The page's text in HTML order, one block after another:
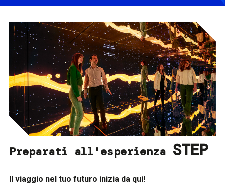
Preparati all'esperienza STEP
Il viaggio nel tuo futuro inizia da qui!